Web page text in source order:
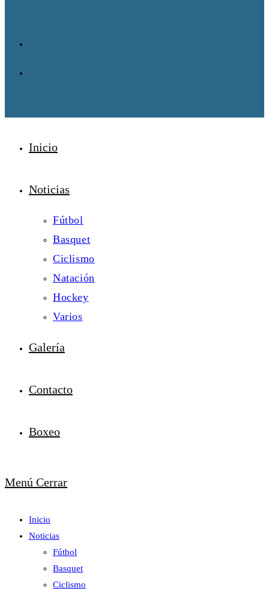
Inicio
Noticias
Fútbol
Basquet
Ciclismo
Natación
Hockey
Varios
Galería
Contacto
Boxeo
Menú Cerrar
Inicio
Noticias
Fútbol
Basquet
Ciclismo